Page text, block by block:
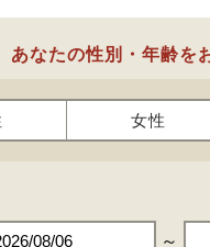
あなたの性別・年齢を
女性
～